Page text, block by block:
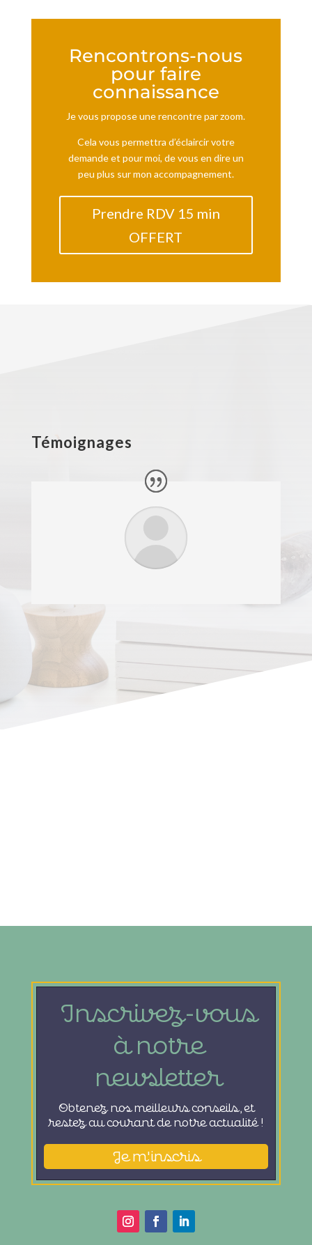
Rencontrons-nous
pour faire
connaissance
Je vous propose une rencontre par zoom.
Cela vous permettra d’éclaircir votre
demande et pour moi, de vous en dire un
peu plus sur mon accompagnement.
Prendre RDV 15 min
OFFERT
Témoignages